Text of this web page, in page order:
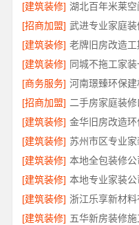
[建筑装修]
[招商加盟] 武进专业家庭
[建筑装修]
[建筑装修]
[商务服务]
[招商加盟]
[建筑装修] 金华旧房改造
[建筑装修]
[建筑装修]
[建筑装修]
[建筑装修]
[建筑装修]